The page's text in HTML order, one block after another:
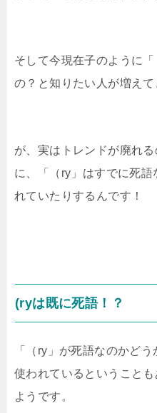
そして今現在子のように
の？と知りたい人が増えて
が、実はトレンドが廃れ
に、「（ry」はすでに死
れていたりするんです！
(ryは既に死語！？
「（ry」が死語なのかど
使われているということも
ようです。